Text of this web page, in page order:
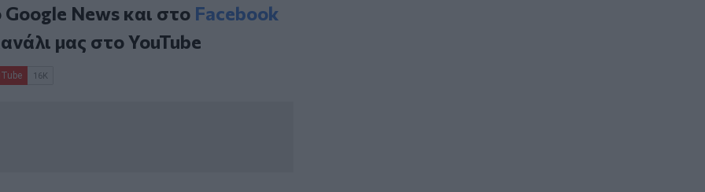
Google Newsκαι στο Facebook
μας στοYouTube